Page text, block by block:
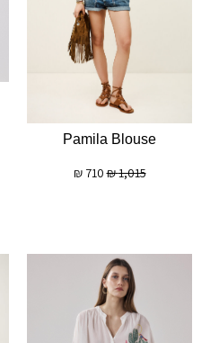
Pamila Blouse
1,015
₪
710
₪